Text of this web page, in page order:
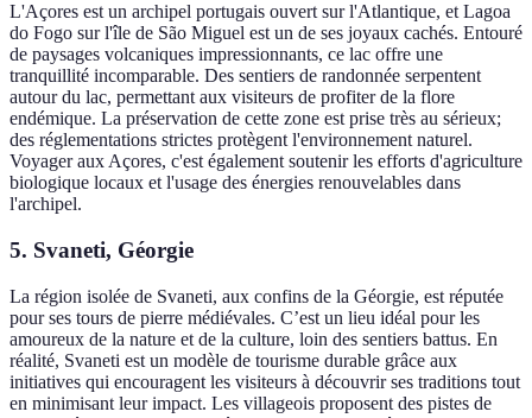
L'Açores est un archipel portugais ouvert sur l'Atlantique, et Lagoa
do Fogo sur l'île de São Miguel est un de ses joyaux cachés. Entouré
de paysages volcaniques impressionnants, ce lac offre une
tranquillité incomparable. Des sentiers de randonnée serpentent
autour du lac, permettant aux visiteurs de profiter de la flore
endémique. La préservation de cette zone est prise très au sérieux;
des réglementations strictes protègent l'environnement naturel.
Voyager aux Açores, c'est également soutenir les efforts d'agriculture
biologique locaux et l'usage des énergies renouvelables dans
l'archipel.
5. Svaneti, Géorgie
La région isolée de Svaneti, aux confins de la Géorgie, est réputée
pour ses tours de pierre médiévales. C’est un lieu idéal pour les
amoureux de la nature et de la culture, loin des sentiers battus. En
réalité, Svaneti est un modèle de tourisme durable grâce aux
initiatives qui encouragent les visiteurs à découvrir ses traditions tout
en minimisant leur impact. Les villageois proposent des pistes de